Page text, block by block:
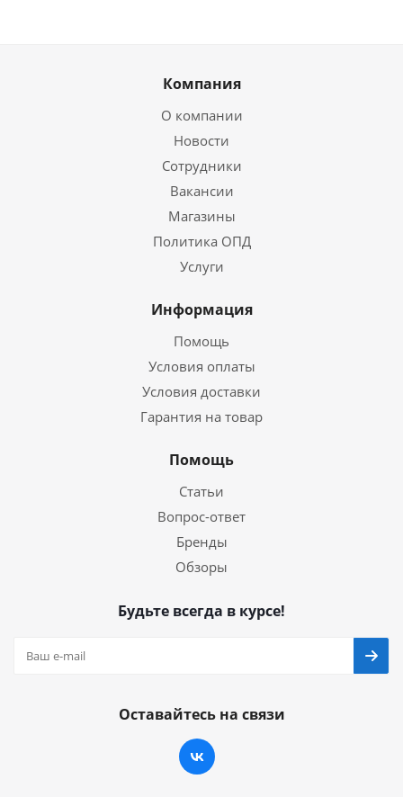
Компания
О компании
Новости
Сотрудники
Вакансии
Магазины
Политика ОПД
Услуги
Информация
Помощь
Условия оплаты
Условия доставки
Гарантия на товар
Помощь
Статьи
Вопрос-ответ
Бренды
Обзоры
Будьте всегда в курсе!
Оставайтесь на связи